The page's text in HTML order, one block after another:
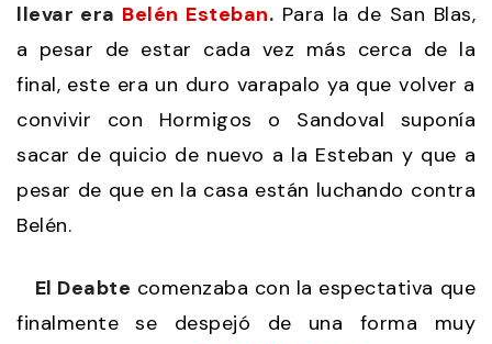
llevar era Belén Esteban. Para la de San Blas,
a pesar de estar cada vez más cerca de la
final, este era un duro varapalo ya que volver a
convivir con Hormigos o Sandoval suponía
sacar de quicio de nuevo a la Esteban y que a
pesar de que en la casa están luchando contra
Belén.
El Deabte comenzaba con la espectativa que
finalmente se despejó de una forma muy